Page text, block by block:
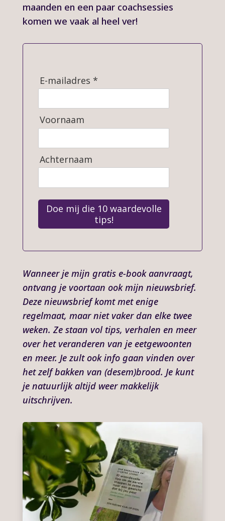
maanden en een paar coachsessies
komen we vaak al heel ver!
E-mailadres *
Voornaam
Achternaam
Doe mij die 10 waardevolle
tips!
Wanneer je mijn gratis e-book aanvraagt,
ontvang je voortaan ook mijn nieuwsbrief.
Deze nieuwsbrief komt met enige
regelmaat, maar niet vaker dan elke twee
weken. Ze staan vol tips, verhalen en meer
over het veranderen van je eetgewoonten
en meer. Je zult ook info gaan vinden over
het zelf bakken van (desem)brood. Je kunt
je natuurlijk altijd weer makkelijk
uitschrijven.